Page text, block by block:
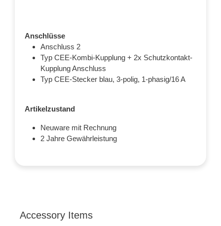
Anschlüsse
Anschluss 2
Typ CEE-Kombi-Kupplung + 2x Schutzkontakt-
Kupplung Anschluss
Typ CEE-Stecker blau, 3-polig, 1-phasig/16 A
Artikelzustand
Neuware mit Rechnung
2 Jahre Gewährleistung
Produktgalerie überspringen
Accessory Items